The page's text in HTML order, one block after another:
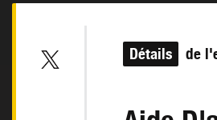
Détails de